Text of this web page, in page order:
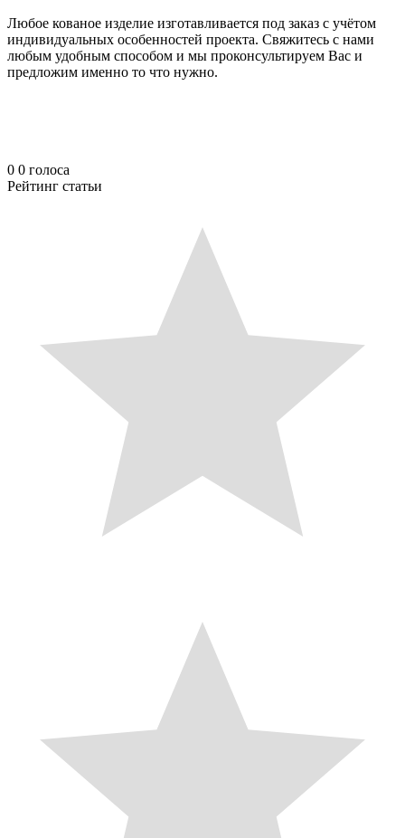
Любое кованое изделие изготавливается под заказ с учётом
индивидуальных особенностей проекта. Свяжитесь с нами
любым удобным способом и мы проконсультируем Вас и
предложим именно то что нужно.
0 0 голоса
Рейтинг статьи